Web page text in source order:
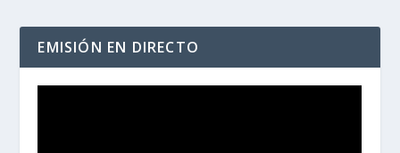
EMISIÓN EN DIRECTO